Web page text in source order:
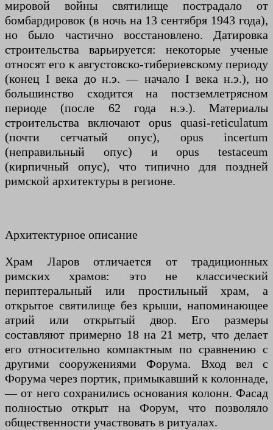
мировой войны святилище пострадало от
бомбардировок (в ночь на 13 сентября 1943 года),
но было частично восстановлено. Датировка
строительства варьируется: некоторые ученые
относят его к августовско-тибериевскому периоду
(конец I века до н.э. — начало I века н.э.), но
большинство сходится на постземлетрясном
периоде (после 62 года н.э.). Материалы
строительства включают opus quasi-reticulatum
(почти сетчатый опус), opus incertum
(неправильный опус) и opus testaceum
(кирпичный опус), что типично для поздней
римской архитектуры в регионе.
Архитектурное описание
Храм Ларов отличается от традиционных
римских храмов: это не классический
периптеральный или простильный храм, а
открытое святилище без крыши, напоминающее
атрий или открытый двор. Его размеры
составляют примерно 18 на 21 метр, что делает
его относительно компактным по сравнению с
другими сооружениями Форума. Вход вел с
Форума через портик, примыкавший к колоннаде,
— от него сохранились основания колонн. Фасад
полностью открыт на Форум, что позволяло
общественности участвовать в ритуалах.